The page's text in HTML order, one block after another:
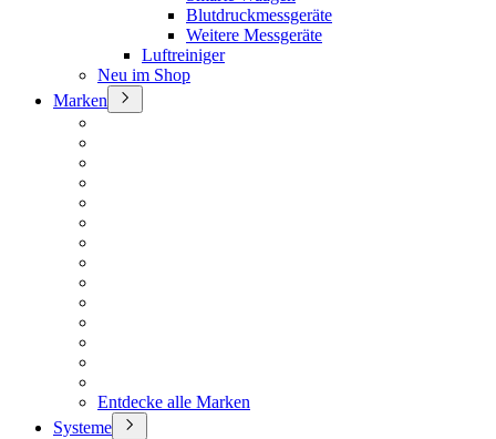
Blutdruckmessgeräte
Weitere Messgeräte
Luftreiniger
Neu im Shop
Marken
Entdecke alle Marken
Systeme